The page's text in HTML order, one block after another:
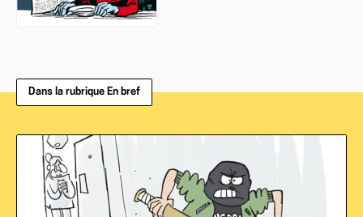
Dans la rubrique En bref